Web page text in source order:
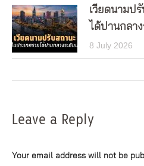
เวียดนามป
ได้ปานกลา
8 July 2026
Leave a Reply
Your email address will not be